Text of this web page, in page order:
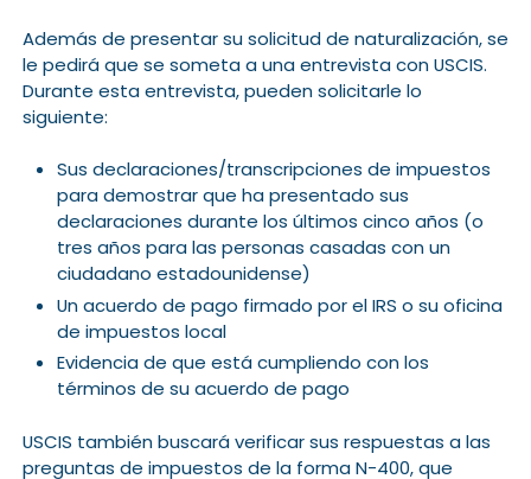
Además de presentar su solicitud de naturalización, se
le pedirá que se someta a una entrevista con USCIS.
Durante esta entrevista, pueden solicitarle lo
siguiente:
Sus declaraciones/transcripciones de impuestos
para demostrar que ha presentado sus
declaraciones durante los últimos cinco años (o
tres años para las personas casadas con un
ciudadano estadounidense)
Un acuerdo de pago firmado por el IRS o su oficina
de impuestos local
Evidencia de que está cumpliendo con los
términos de su acuerdo de pago
USCIS también buscará verificar sus respuestas a las
preguntas de impuestos de la forma N-400, que